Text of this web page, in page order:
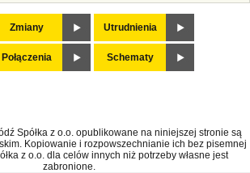
Zmiany Utrudnienia
Połączenia Schematy
Spółka z o.o. opublikowane na niniejszej stronie są
Kopiowanie i rozpowszechnianie ich bez pisemnej
z o.o. dla celów innych niż potrzeby własne jest
zabronione.